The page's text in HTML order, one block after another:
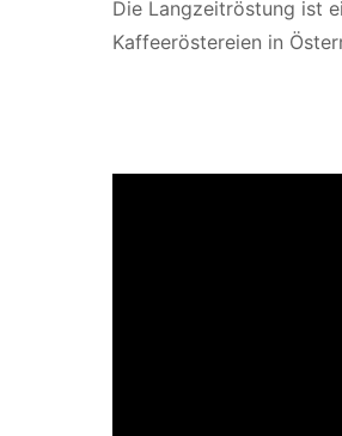
Die Langzeitröstung ist
Kaffeeröstereien in